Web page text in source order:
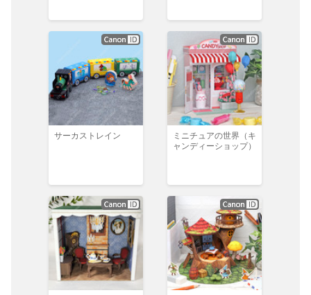
サーカストレイン
ミニチュアの世界（キ
ャンディーショップ）